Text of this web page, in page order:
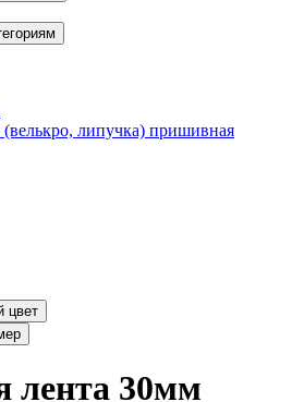
(велькро, липучка) пришивная
Выбрать другой цвет
лента 30мм